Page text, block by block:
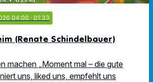
04:00 · 01:33
(Renate Schindelbauer)
machen „Moment mal – die gute
uns, liked uns, empfehlt uns